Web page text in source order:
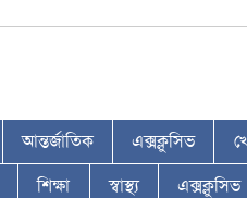
আন্তর্জাতিক এক্সক্লুসিভ
শিক্ষা স্বাস্থ্য এক্সক্লুসিভ